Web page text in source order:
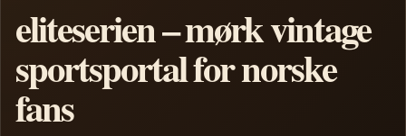
eliteserien – mørk vintage
sportsportal for norske
fans